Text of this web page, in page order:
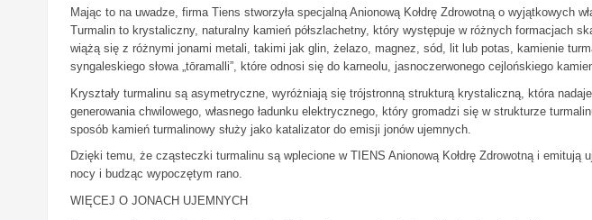
Mając to na uwadze, firma Tiens stworzyła specjalną Anionową Kołdrę Zdrowotną o wyjątkowych
Turmalin to krystaliczny, naturalny kamień półszlachetny, który występuje w różnych formacjach
wiążą się z różnymi jonami metali, takimi jak glin, żelazo, magnez, sód, lit lub potas, kamienie
syngaleskiego słowa „tōramalli”, które odnosi się do karneolu, jasnoczerwonego cejlońskiego
Kryształy turmalinu są asymetryczne, wyróżniają się trójstronną strukturą krystaliczną, która
generowania chwilowego, własnego ładunku elektrycznego, który gromadzi się w strukturze
sposób kamień turmalinowy służy jako katalizator do emisji jonów ujemnych.
Dzięki temu, że cząsteczki turmalinu są wplecione w TIENS Anionową Kołdrę Zdrowotną i
nocy i budząc wypoczętym rano.
WIĘCEJ O JONACH UJEMNYCH